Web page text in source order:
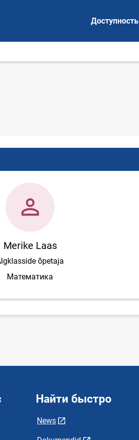
Доступность
Merike Laas
õpetaja
Математика
Найти быстро
News